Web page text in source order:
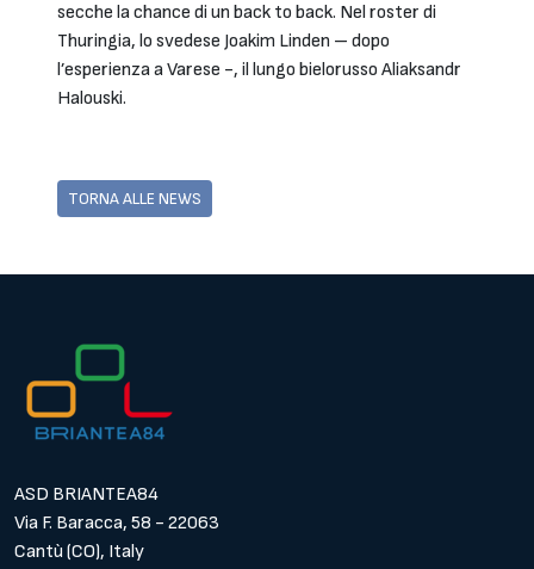
secche la chance di un back to back. Nel roster di
Thuringia, lo svedese Joakim Linden – dopo
l’esperienza a Varese -, il lungo bielorusso Aliaksandr
Halouski.
TORNA ALLE NEWS
ASD BRIANTEA84
Via F. Baracca, 58 - 22063
Cantù (CO), Italy